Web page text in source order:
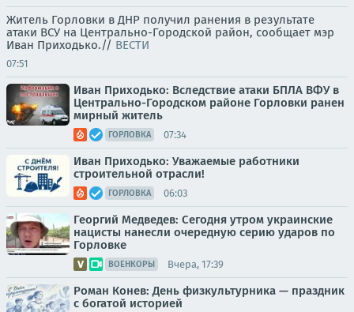
Житель Горловки в ДНР получил ранения в результате
атаки ВСУ на Центрально-Городской район, сообщает мэр
Иван Приходько.// ВЕСТИ
07:51
Иван Приходько: Вследствие атаки БПЛА ВФУ в
Центрально-Городском районе Горловки ранен
мирный житель
ГОРЛОВКА 07:34
Иван Приходько: Уважаемые работники
строительной отрасли!
ГОРЛОВКА 06:03
Георгий Медведев: Сегодня утром украинские
нацисты нанесли очередную серию ударов по
Горловке
ВОЕНКОРЫ Вчера, 17:39
Роман Конев: День физкультурника — праздник
с богатой историей